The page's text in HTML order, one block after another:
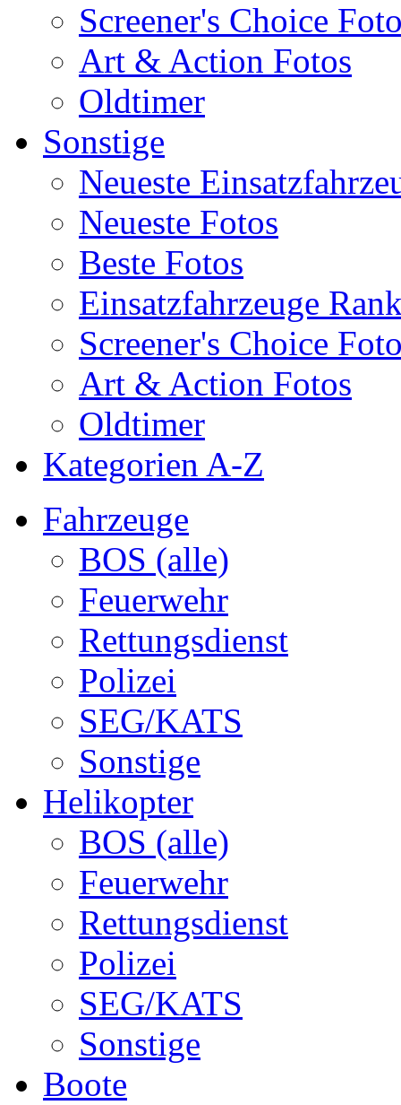
Screener's Choice
Art & Action Fotos
Oldtimer
Sonstige
Neueste
Neueste Fotos
Beste Fotos
Einsatzfahrzeuge
Screener's Choice
Art & Action Fotos
Oldtimer
Kategorien A-Z
Fahrzeuge
BOS (alle)
Feuerwehr
Rettungsdienst
Polizei
SEG/KATS
Sonstige
Helikopter
BOS (alle)
Feuerwehr
Rettungsdienst
Polizei
SEG/KATS
Sonstige
Boote